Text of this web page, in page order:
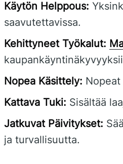
Käytön Helppous:
saavutettavissa.
Kehittyneet Työkalut:
Nopea Käsittely:
Kattava Tuki: Sisältää
Jatkuvat Päivitykset:
ja turvallisuutta.